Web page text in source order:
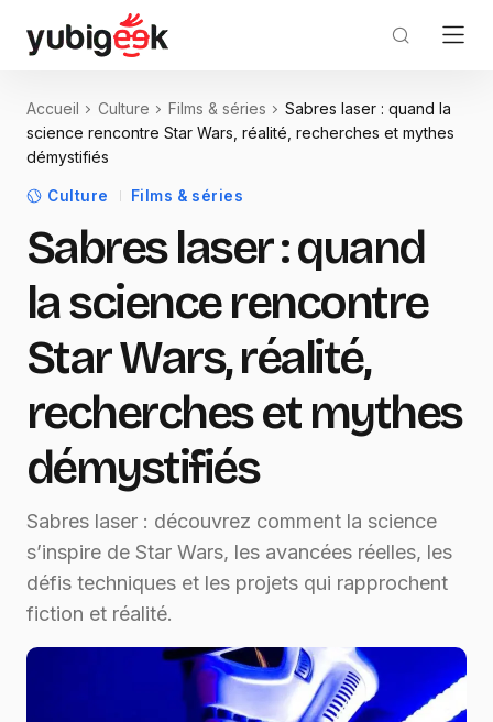
Accueil Culture Films & séries
Sabres laser : quand la
science rencontre Star Wars, réalité, recherches et mythes
démystifiés
Culture Films & séries
Sabres laser : quand
la science rencontre
Star Wars, réalité,
recherches et mythes
démystifiés
Sabres laser : découvrez comment la science
s’inspire de Star Wars, les avancées réelles, les
défis techniques et les projets qui rapprochent
fiction et réalité.